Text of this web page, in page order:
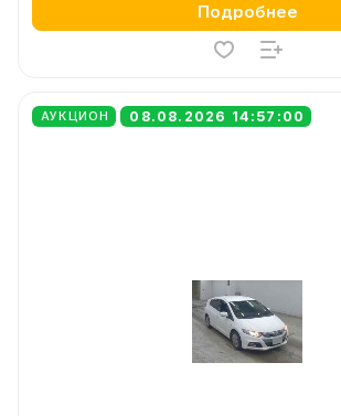
Подробнее
АУКЦИОН 08.08.2026 14:57:00